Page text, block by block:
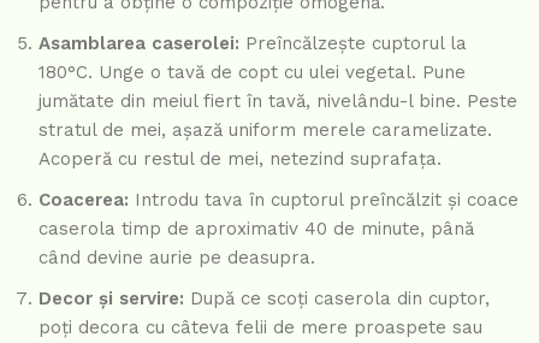
Asamblarea caserolei: Preîncălzește cuptorul la
180°C. Unge o tavă de copt cu ulei vegetal. Pune
jumătate din meiul fiert în tavă, nivelându-l bine. Peste
stratul de mei, așază uniform merele caramelizate.
Acoperă cu restul de mei, netezind suprafața.
Coacerea: Introdu tava în cuptorul preîncălzit și coace
caserola timp de aproximativ 40 de minute, până
când devine aurie pe deasupra.
Decor și servire: După ce scoți caserola din cuptor,
poți decora cu câteva felii de mere proaspete sau